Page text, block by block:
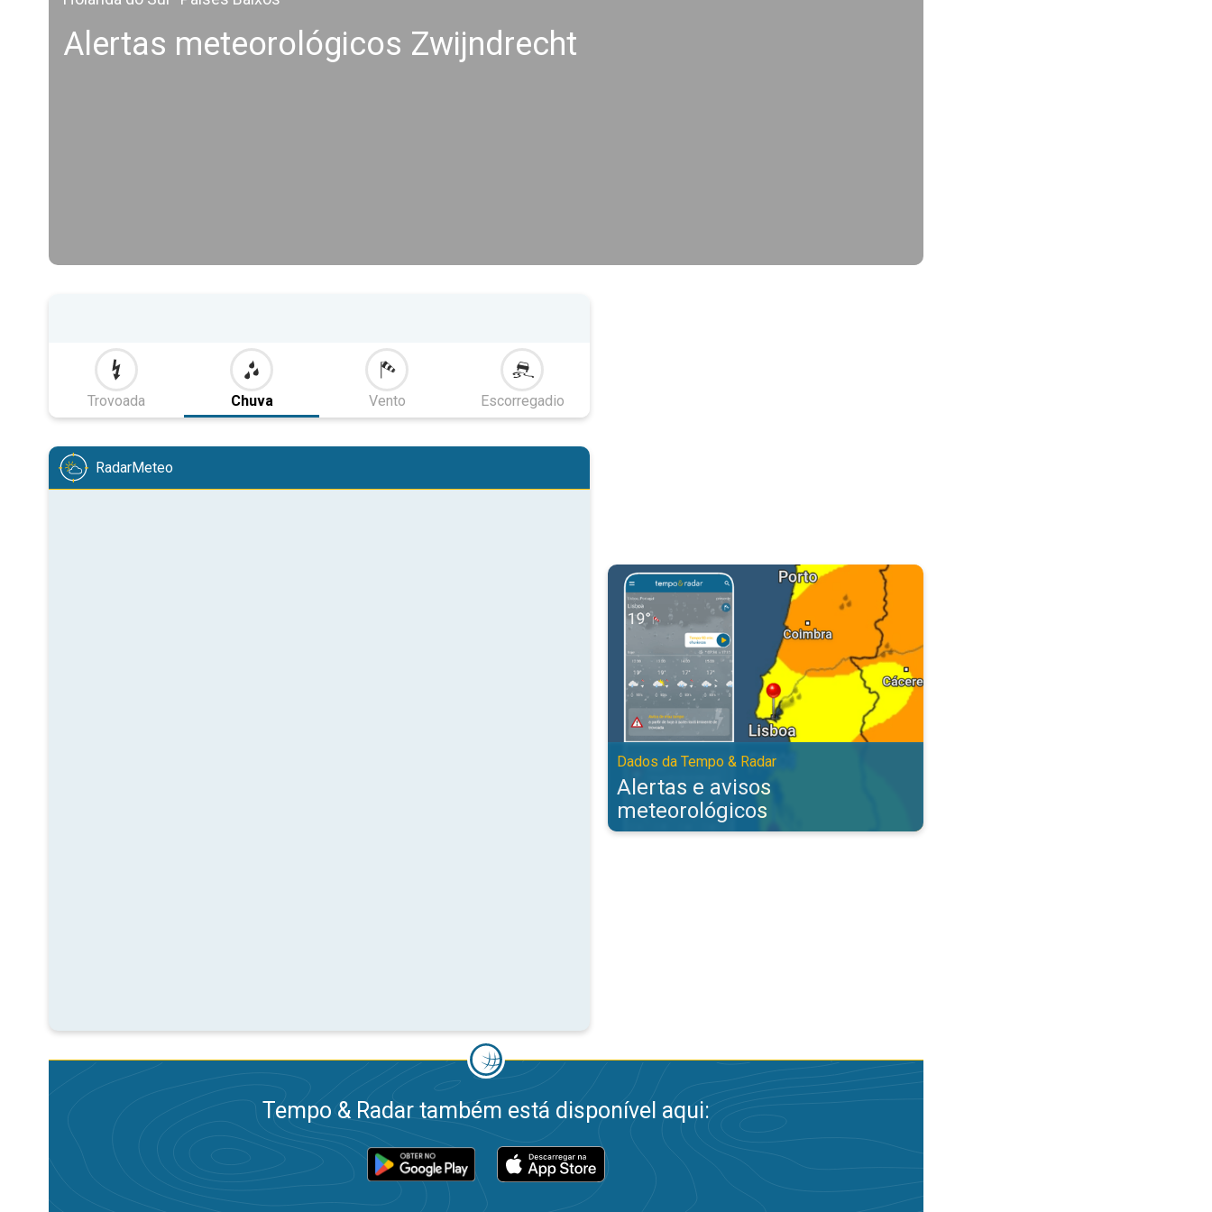
Alertas meteorológicos Zwijndrecht
Trovoada Chuva Vento Escorregadio
RadarMeteo
Alertas e avisos meteorológicos. Dados da Tempo & Radar. . .
Dados da Tempo & Radar
Alertas e avisos
meteorológicos
Tempo & Radar também está disponível aqui: